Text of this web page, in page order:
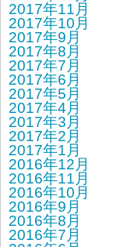
2017年11月
2017年10月
2017年9月
2017年8月
2017年7月
2017年6月
2017年5月
2017年4月
2017年3月
2017年2月
2017年1月
2016年12月
2016年11月
2016年10月
2016年9月
2016年8月
2016年7月